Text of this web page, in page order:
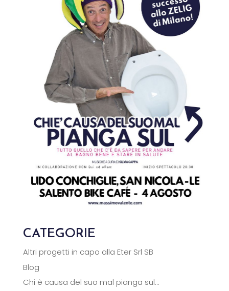
CATEGORIE
Altri progetti in capo alla Eter Srl SB
Blog
Chi è causa del suo mal pianga sul…